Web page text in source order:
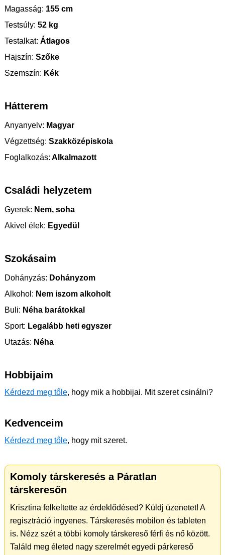
Magasság: 155 cm
Testsúly: 52 kg
Testalkat: Átlagos
Hajszín: Szőke
Szemszín: Kék
Hátterem
Anyanyelv: Magyar
Végzettség: Szakközépiskola
Foglalkozás: Alkalmazott
Családi helyzetem
Gyerek: Nem, soha
Akivel élek: Egyedül
Szokásaim
Dohányzás: Dohányzom
Alkohol: Nem iszom alkoholt
Buli: Néha barátokkal
Sport: Legalább heti egyszer
Utazás: Néha
Hobbijaim
Kérdezd meg tőle, hogy mik a hobbijai. Mit szeret csinálni?
Kedvenceim
Kérdezd meg tőle, hogy mit szeret.
Komoly társkeresés a Páratlan
társkeresőn
Krisztina felkeltette az érdeklődésed? Küldj üzenetet! A
regisztráció ingyenes. Társkeresés mobilon és tableten
is. Nézz szét a többi komoly társkereső férfi és nő között.
Találd meg életed nagy szerelmét egyedi párkereső